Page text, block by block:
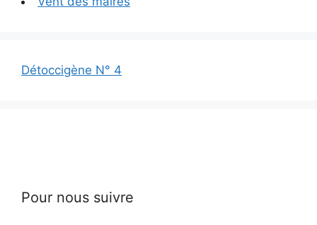
Détoccigène N° 4
Pour nous suivre